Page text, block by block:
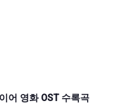
어 영화 OST 수록곡